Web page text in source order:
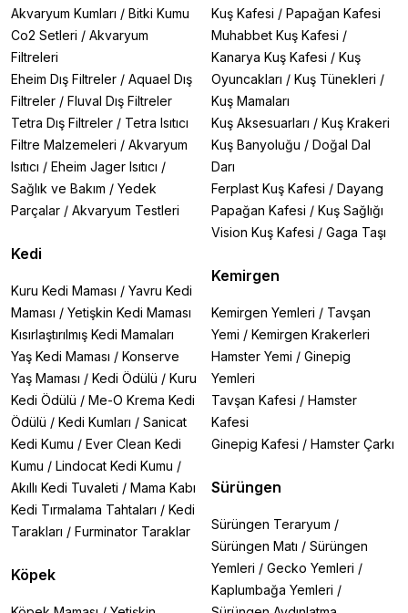
Akvaryum Kumları / Bitki Kumu
Co2 Setleri / Akvaryum
Filtreleri
Eheim Dış Filtreler / Aquael Dış
Filtreler / Fluval Dış Filtreler
Tetra Dış Filtreler / Tetra Isıtıcı
Filtre Malzemeleri / Akvaryum
Isıtıcı / Eheim Jager Isıtıcı /
Sağlık ve Bakım / Yedek
Parçalar / Akvaryum Testleri
Kedi
Kuru Kedi Maması / Yavru Kedi
Maması / Yetişkin Kedi Maması
Kısırlaştırılmış Kedi Mamaları
Yaş Kedi Maması / Konserve
Yaş Maması / Kedi Ödülü / Kuru
Kedi Ödülü / Me-O Krema Kedi
Ödülü / Kedi Kumları / Sanicat
Kedi Kumu / Ever Clean Kedi
Kumu / Lindocat Kedi Kumu /
Akıllı Kedi Tuvaleti / Mama Kabı
Kedi Tırmalama Tahtaları / Kedi
Tarakları / Furminator Taraklar
Köpek
Kuş Kafesi / Papağan Kafesi
Muhabbet Kuş Kafesi /
Kanarya Kuş Kafesi / Kuş
Oyuncakları / Kuş Tünekleri /
Kuş Mamaları
Kuş Aksesuarları / Kuş Krakeri
Kuş Banyoluğu / Doğal Dal
Darı
Ferplast Kuş Kafesi / Dayang
Papağan Kafesi / Kuş Sağlığı
Vision Kuş Kafesi / Gaga Taşı
Kemirgen
Kemirgen Yemleri / Tavşan
Yemi / Kemirgen Krakerleri
Hamster Yemi / Ginepig
Yemleri
Tavşan Kafesi / Hamster
Kafesi
Ginepig Kafesi / Hamster Çarkı
Sürüngen
Sürüngen Teraryum /
Sürüngen Matı / Sürüngen
Yemleri / Gecko Yemleri /
Kaplumbağa Yemleri /